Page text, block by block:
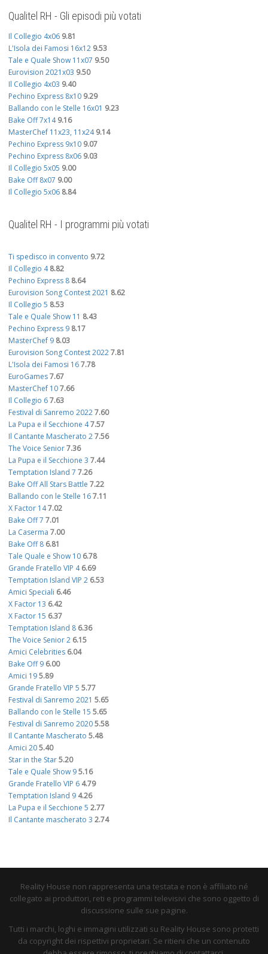
Qualitel RH - Gli episodi più votati
Il Collegio 4x06 9.81
L'Isola dei Famosi 16x12 9.53
Tale e Quale Show 11x07 9.50
Eurovision 2021x03 9.50
Il Collegio 4x03 9.40
Pechino Express 8x10 9.29
Ballando con le Stelle 16x01 9.23
Bake Off 7x14 9.16
MasterChef 11x23, 11x24 9.14
Pechino Express 9x10 9.07
Pechino Express 8x06 9.03
Il Collegio 5x05 9.00
Bake Off 8x07 9.00
Il Collegio 5x06 8.84
Qualitel RH - I programmi più votati
Ti spedisco in convento 9.72
Il Collegio 4 8.82
Pechino Express 8 8.64
Eurovision Song Contest 2021 8.62
Il Collegio 5 8.53
Tale e Quale Show 11 8.43
Pechino Express 9 8.17
MasterChef 9 8.03
Eurovision Song Contest 20227.81
L'Isola dei Famosi 167.78
EuroGames7.67
MasterChef 107.66
Il Collegio 67.63
Festival di Sanremo 20227.60
La Pupa e il Secchione 47.57
Il Cantante Mascherato 27.56
The Voice Senior7.36
La Pupa e il Secchione 3 7.44
Temptation Island 7 7.26
Bake Off All Stars Battle 7.22
Ballando con le Stelle 167.11
X Factor 147.02
Bake Off 7 7.01
La Caserma 7.00
Bake Off 8 6.81
Tale Quale e Show 10 6.78
Grande Fratello VIP 4 6.69
Temptation Island VIP 2 6.53
Amici Speciali 6.46
X Factor 13 6.42
X Factor 15 6.37
Temptation Island 8 6.36
The Voice Senior 2 6.15
Amici Celebrities 6.04
Bake Off 9 6.00
Amici 195.89
Grande Fratello VIP 5 5.77
Festival di Sanremo 2021 5.65
Ballando con le Stelle 15 5.65
Festival di Sanremo 20205.58
Il Cantante Mascherato 5.48
Amici 205.40
Star in the Star5.20
Tale e Quale Show 95.16
Grande Fratello VIP 6 4.79
Temptation Island 9 4.26
La Pupa e il Secchione 5 2.77
Il Cantante mascherato 3 2.74
Reality House non rappresenta una testata e non è affiliato né
collegato ai produttori, reti e programmi televisivi che sono oggetto di
discussione sulle sue pagine.
Tutti i marchi, loghi e immagini utilizzati su Reality House sono protetti
da copyright dei rispettivi proprietari. Se ritieni che un contenuto